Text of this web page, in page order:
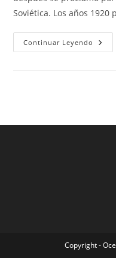
Soviética. Los años
Continuar Leyendo Fc
Copyright -